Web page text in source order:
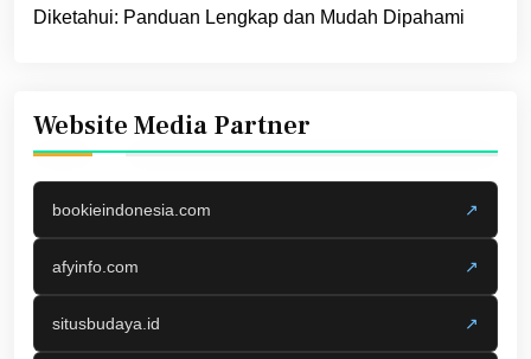
Diketahui: Panduan Lengkap dan Mudah Dipahami
Website Media Partner
bookieindonesia.com ↗
afyinfo.com ↗
situsbudaya.id ↗